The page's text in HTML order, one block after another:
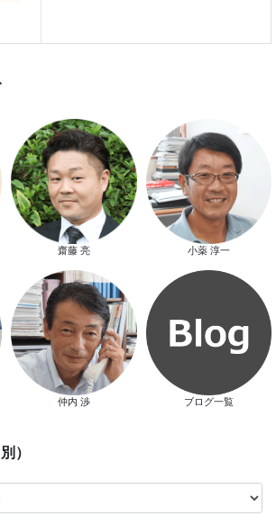
新春特別キャンペーン
齋藤 亮 小薬 淳一
仲内 渉 ブログ一覧